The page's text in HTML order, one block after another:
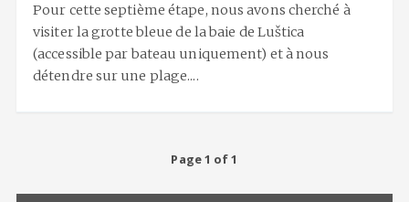
Pour cette septième étape, nous avons cherché à
visiter la grotte bleue de la baie de Luštica
(accessible par bateau uniquement) et à nous
détendre sur une plage....
Page 1 of 1